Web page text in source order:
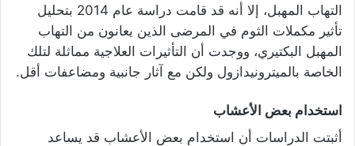
التهاب المهبل، إلا أنه قد قامت دراسة عام 2014 بتحليل
تأثير مكملات الثوم في المرضى الذين يعانون من التهاب
المهبل البكتيري، ووجدت أن التأثيرات العلاجية مماثلة لتلك
الخاصة بالميترونيدازول ولكن مع آثار جانبية ومضاعفات أقل.
استخدام بعض الأعشاب
أثبتت الدراسات أن استخدام بعض الأعشاب قد يساعد